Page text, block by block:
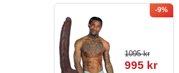
-9%
1095 kr
995 kr